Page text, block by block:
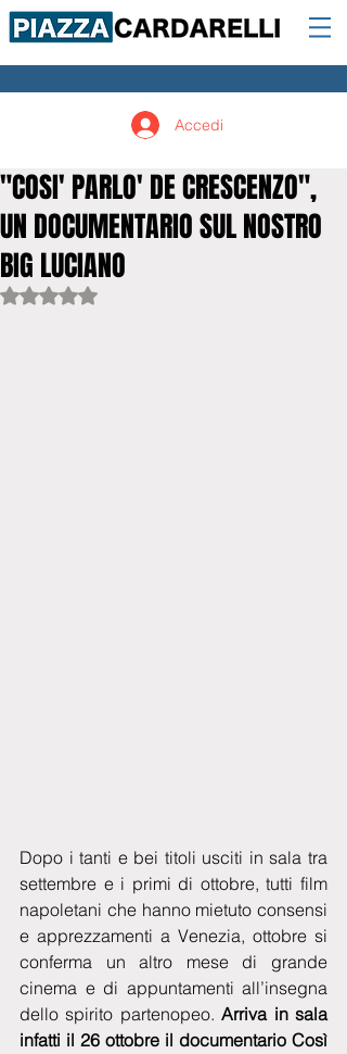
Accedi
"COSI' PARLO' DE CRESCENZO",
UN DOCUMENTARIO SUL NOSTRO
BIG LUCIANO
Valutazione NaN stelle su 5.
Dopo i tanti e bei titoli usciti in sala tra
settembre e i primi di ottobre, tutti film
napoletani che hanno mietuto consensi
e apprezzamenti a Venezia, ottobre si
conferma un altro mese di grande
cinema e di appuntamenti all’insegna
dello spirito partenopeo. Arriva in sala
infatti il 26 ottobre il documentario Così